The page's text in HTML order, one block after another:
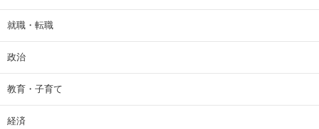
就職・転職
政治
教育・子育て
経済